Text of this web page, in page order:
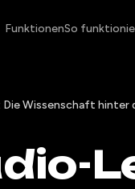
FunktionenSo
Wissenschaft hinter